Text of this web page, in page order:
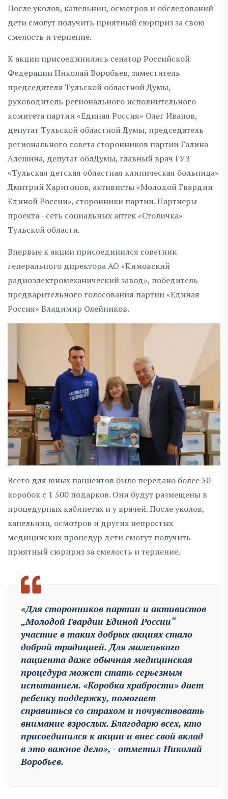
После уколов, капельниц, осмотров и обследований
дети смогут получить приятный сюрприз за свою
смелость и терпение.
К акции присоединились сенатор Российской
Федерации Николай Воробьев, заместитель
председателя Тульской областной Думы,
руководитель регионального исполнительного
комитета партии «Единая Россия» Олег Иванов,
депутат Тульской областной Думы, председатель
регионального совета сторонников партии Галина
Алешина, депутат облДумы, главный врач ГУЗ
«Тульская детская областная клиническая больница»
Дмитрий Харитонов, активисты «Молодой Гвардии
Единой России», сторонники партии. Партнеры
проекта - сеть социальных аптек «Столичка»
Тульской области.
Впервые к акции присоединился советник
генерального директора АО «Кимовский
радиоэлектромеханический завод», победитель
предварительного голосования партии «Единая
Россия» Владимир Олейников.
Всего для юных пациентов было передано более 30
коробок с 1 500 подарков. Они будут размещены в
процедурных кабинетах и у врачей. После уколов,
капельниц, осмотров и других непростых
медицинских процедур дети смогут получить
приятный сюрприз за смелость и терпение.
«Для сторонников партии и активистов
„Молодой Гвардии Единой России“
участие в таких добрых акциях стало
доброй традицией. Для маленького
пациента даже обычная медицинская
процедура может стать серьезным
испытанием. «Коробка храбрости» дает
ребенку поддержку, помогает
справиться со страхом и почувствовать
внимание взрослых. Благодарю всех, кто
присоединился к акции и внес свой вклад
в это важное дело», - отметил Николай
Воробьев.